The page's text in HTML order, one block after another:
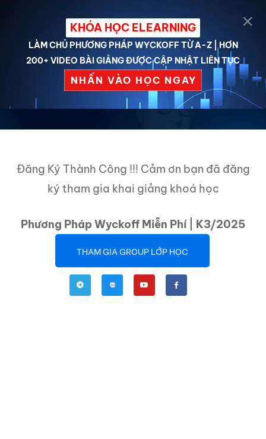
CẢM ƠN
Đăng Ký Thành Công !!! Cảm ơn bạn đã đăng
ký tham gia khai giảng khoá học
Phương Pháp Wyckoff Miễn Phí | K3/2025
THAM GIA GROUP LỚP HỌC
KHÓA HỌC ELEARNING
LÀM CHỦ PHƯƠNG PHÁP WYCKOFF TỪ A-Z | HƠN
200+ VIDEO BÀI GIẢNG ĐƯỢC CẬP NHẬT LIÊN TỤC
NHẤN VÀO HỌC NGAY